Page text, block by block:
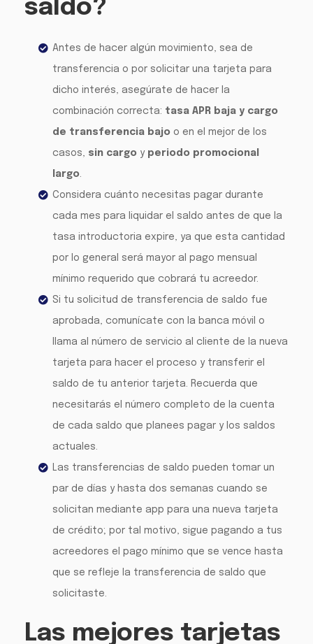
saldo?
Antes de hacer algún movimiento, sea de
transferencia o por solicitar una tarjeta para
dicho interés, asegúrate de hacer la
combinación correcta: tasa APR baja y cargo
de transferencia bajo o en el mejor de los
casos, sin cargo y periodo promocional
largo
Considera cuánto necesitas pagar durante
cada mes para liquidar el saldo antes de que la
tasa introductoria expire, ya que esta cantidad
por lo general será mayor al pago mensual
mínimo requerido que cobrará tu acreedor.
Si tu solicitud de transferencia de saldo fue
aprobada, comunícate con la banca móvil o
llama al número de servicio al cliente de la nueva
tarjeta para hacer el proceso y transferir el
saldo de tu anterior tarjeta. Recuerda que
necesitarás el número completo de la cuenta
de cada saldo que planees pagar y los saldos
actuales.
Las transferencias de saldo pueden tomar un
par de días y hasta dos semanas cuando se
solicitan mediante app para una nueva tarjeta
de crédito; por tal motivo, sigue pagando a tus
acreedores el pago mínimo que se vence hasta
que se refleje la transferencia de saldo que
solicitaste.
Las mejores tarjetas